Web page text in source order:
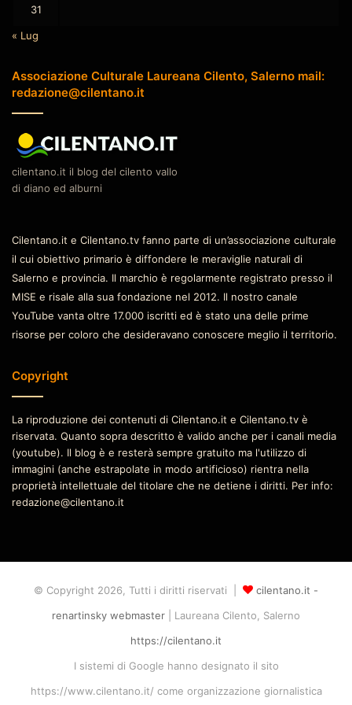
31
« Lug
Associazione Culturale Laureana Cilento, Salerno mail:
redazione@cilentano.it
cilentano.it il blog del cilento vallo
di diano ed alburni
Cilentano.it e Cilentano.tv fanno parte di un’associazione culturale
il cui obiettivo primario è diffondere le meraviglie naturali di
Salerno e provincia. Il marchio è regolarmente registrato presso il
MISE e risale alla sua fondazione nel 2012. Il nostro canale
YouTube vanta oltre 17.000 iscritti ed è stato una delle prime
risorse per coloro che desideravano conoscere meglio il territorio.
Copyright
La riproduzione dei contenuti di Cilentano.it e Cilentano.tv è
riservata. Quanto sopra descritto è valido anche per i canali media
(youtube). Il blog è e resterà sempre gratuito ma l'utilizzo di
immagini (anche estrapolate in modo artificioso) rientra nella
proprietà intellettuale del titolare che ne detiene i diritti. Per info:
redazione@cilentano.it
© Copyright 2026, Tutti i diritti riservati |
cilentano.it -
renartinsky webmaster | Laureana Cilento, Salerno
https://cilentano.it
I sistemi di Google hanno designato il sito
https://www.cilentano.it/ come organizzazione giornalistica